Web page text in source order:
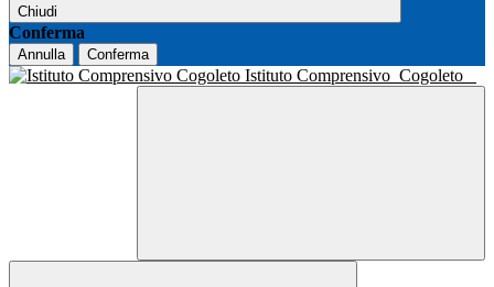
Chiudi
Conferma
Annulla Conferma
Istituto Comprensivo Cogoleto